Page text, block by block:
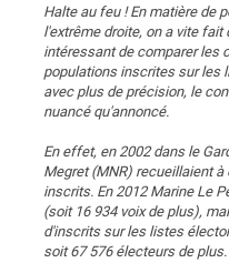
Halte au feu ! En matière de
l'extrême droite, on a vite
intéressant de comparer les
populations inscrites sur les
avec plus de précision, le
nuancé qu'annoncé.
En effet, en 2002 dans le
Megret (MNR) recueillaient à
inscrits. En 2012 Marine Le
(soit 16 934 voix de plus),
d'inscrits sur les listes
soit 67 576 électeurs de plus.